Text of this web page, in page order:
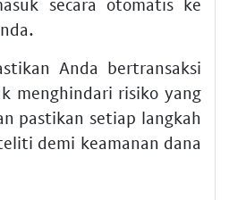
Anda bertransaksi
menghindari risiko yang
pastikan setiap langkah
demi keamanan dana